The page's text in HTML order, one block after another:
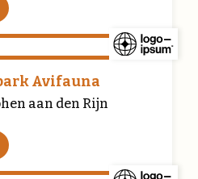
Avifauna
aan den Rijn